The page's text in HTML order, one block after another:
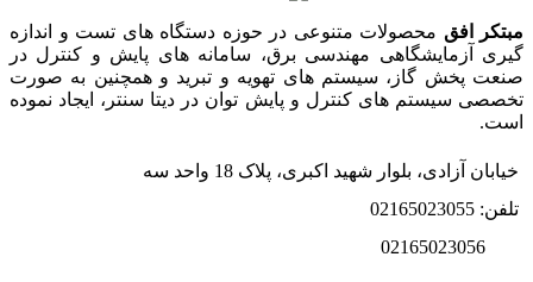
مبتکر افق محصولات متنوعی در حوزه دستگاه های تست و اندازه
گیری آزمایشگاهی مهندسی برق، سامانه های پایش و کنترل در
صنعت پخش گاز، سیستم های تهویه و تبرید و همچنین به صورت
تخصصی سیستم های کنترل و پایش توان در دیتا سنتر، ایجاد نموده
است.
خیابان آزادی، بلوار شهید اکبری، پلاک 18 واحد سه
تلفن: 02165023055